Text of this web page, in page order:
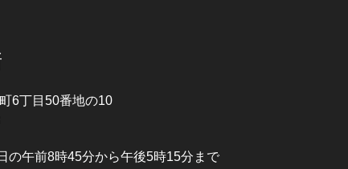
6丁目50番地の10
の午前8時45分から午後5時15分まで